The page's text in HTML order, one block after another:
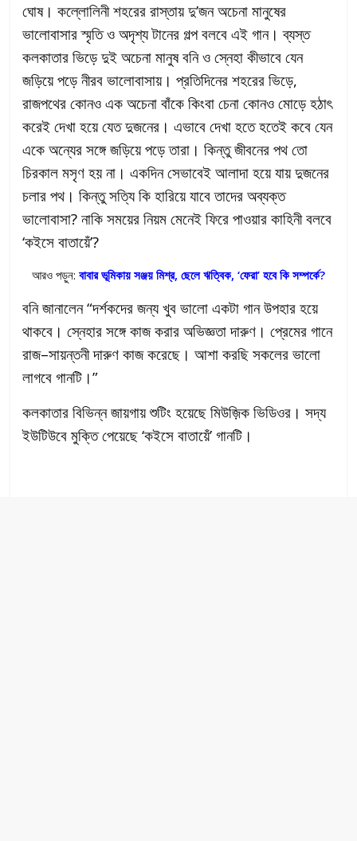
ঘোষ। কল্লোলিনী শহরের রাস্তায় দু’জন অচেনা মানুষের
ভালোবাসার স্মৃতি ও অদৃশ্য টানের গল্প বলবে এই গান। ব্যস্ত
কলকাতার ভিড়ে দুই অচেনা মানুষ বনি ও স্নেহা কীভাবে যেন
জড়িয়ে পড়ে নীরব ভালোবাসায়। প্রতিদিনের শহরের ভিড়ে,
রাজপথের কোনও এক অচেনা বাঁকে কিংবা চেনা কোনও মোড়ে হঠাৎ
করেই দেখা হয়ে যেত দুজনের। এভাবে দেখা হতে হতেই কবে যেন
একে অন্যের সঙ্গে জড়িয়ে পড়ে তারা। কিন্তু জীবনের পথ তো
চিরকাল মসৃণ হয় না। একদিন সেভাবেই আলাদা হয়ে যায় দুজনের
চলার পথ। কিন্তু সত্যি কি হারিয়ে যাবে তাদের অব্যক্ত
ভালোবাসা? নাকি সময়ের নিয়ম মেনেই ফিরে পাওয়ার কাহিনী বলবে
‘কইসে বাতায়েঁ’?
আরও পড়ুন: বাবার ভূমিকায় সঞ্জয় মিশ্র, ছেলে ঋত্বিক, ‘ফেরা’ হবে কি সম্পর্কে?
বনি জানালেন “দর্শকদের জন্য খুব ভালো একটা গান উপহার হয়ে
থাকবে। স্নেহার সঙ্গে কাজ করার অভিজ্ঞতা দারুণ। প্রেমের গানে
রাজ–সায়ন্তনী দারুণ কাজ করেছে। আশা করছি সকলের ভালো
লাগবে গানটি।”
কলকাতার বিভিন্ন জায়গায় শুটিং হয়েছে মিউজ়িক ভিডিওর। সদ্য
ইউটিউবে মুক্তি পেয়েছে ‘কইসে বাতায়েঁ’ গানটি।